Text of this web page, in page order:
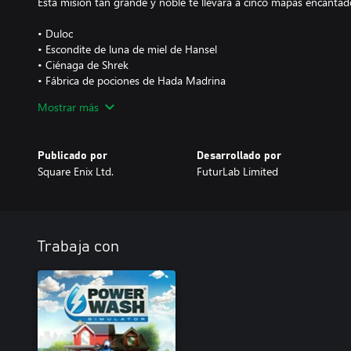
• Duloc
• Escondite de luna de miel de Hansel
• Ciénaga de Shrek
• Fábrica de pociones de Hada Madrina
héroe de verdad. ¡El paquete especial de Shrek incluye un modelo
personalizado con una hidrolimpiadora de espada para que
Mostrar más
Publicado por
Square Enix Ltd.
Desarrollado por
FuturLab Limited
Trabaja con